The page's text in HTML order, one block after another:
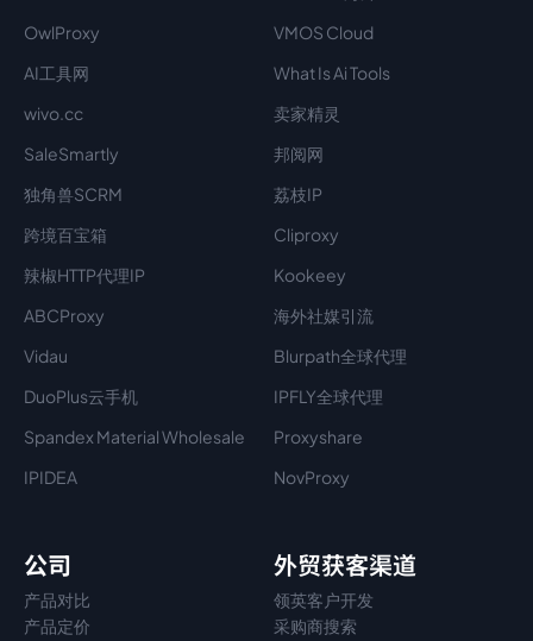
OwlProxy
VMOS Cloud
AI工具网
What Is Ai Tools
wivo.cc
卖家精灵
SaleSmartly
邦阅网
独角兽SCRM
荔枝IP
跨境百宝箱
Cliproxy
辣椒HTTP代理IP
Kookeey
ABCProxy
海外社媒引流
Vidau
Blurpath全球代理
DuoPlus云手机
IPFLY全球代理
Spandex Material Wholesale​
Proxyshare
IPIDEA
NovProxy
公司
产品对比
产品定价
外贸获客渠道
领英客户开发
采购商搜索